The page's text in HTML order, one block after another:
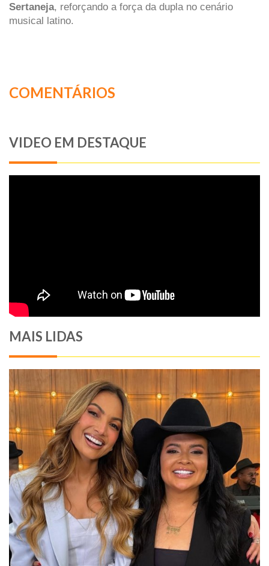
Sertaneja, reforçando a força da dupla no cenário
musical latino.
COMENTÁRIOS
VIDEO EM DESTAQUE
MAIS LIDAS